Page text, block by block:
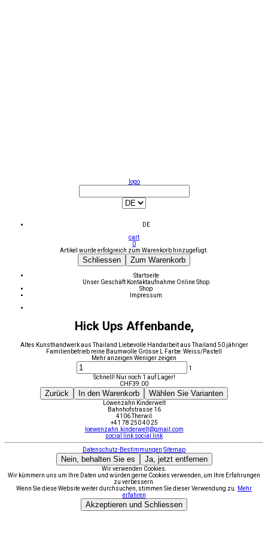
logo
DE
cart
0
Artikel wurde erfolgreich zum Warenkorb hinzugefügt.
Schliessen Zum Warenkorb
Startseite
Unser Geschäft Kontaktaufnahme Online Shop
Shop
Impressum
Hick Ups Affenbande,
Altes Kunsthandwerk aus Thailand Liebevolle Handarbeit aus Thailand 50 jähriger
Familienbetrieb reine Baumwolle Grösse L Farbe: Weiss/Pastell
Mehr anzeigen Weniger zeigen
1
Schnell! Nur noch 1 auf Lager!
CHF39.00
Zurück In den Warenkorb Wählen Sie Varianten
Löwenzahn Kinderwelt
Bahnhofstrasse 16
4106 Therwil
+41 78 250 40 25
loewenzahn.kinderwelt@gmail.com
social link social link
Datenschutz-Bestimmungen Sitemap
Nein, behalten Sie es Ja, jetzt entfernen
Wir verwenden Cookies.
Wir kümmern uns um Ihre Daten und würden gerne Cookies verwenden, um Ihre Erfahrungen
zu verbessern.
Wenn Sie diese Website weiter durchsuchen, stimmen Sie dieser Verwendung zu.
Mehr
erfahren
Akzeptieren und Schliessen